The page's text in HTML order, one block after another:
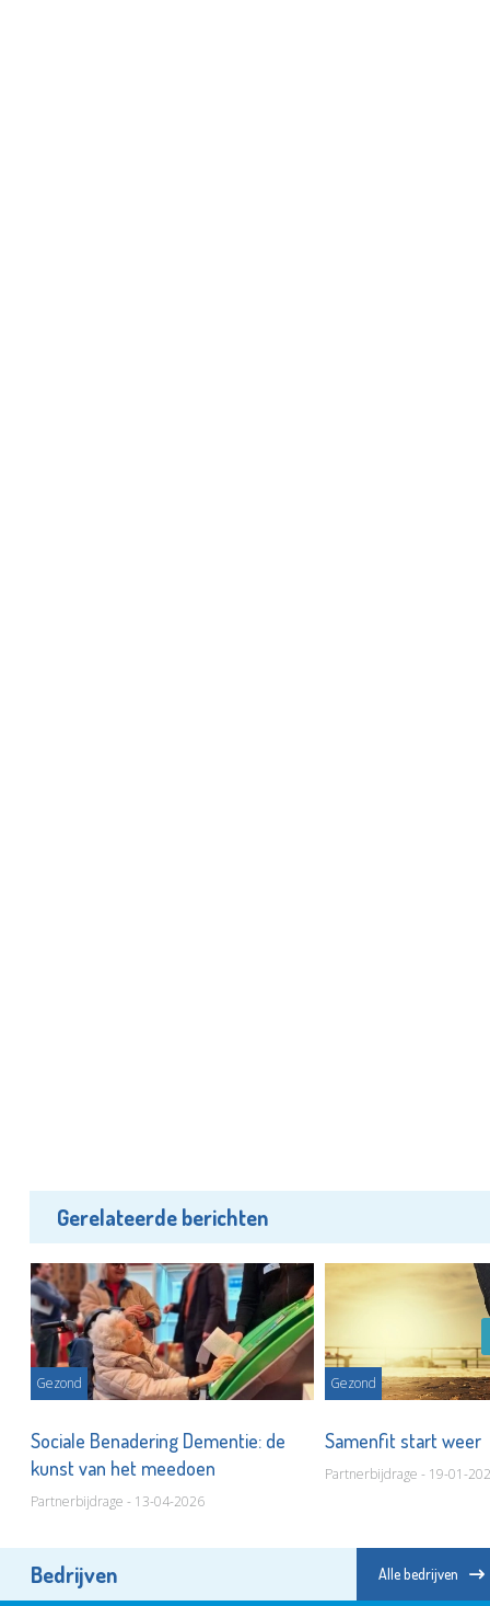
Gerelateerde berichten
Gezond
Sociale Benadering Dementie: de
kunst van het meedoen
Partnerbijdrage - 13-04-2026
Gezond
Samenfit start weer
Partnerbijdrage - 19-01-
Bedrijven Alle bedrijven